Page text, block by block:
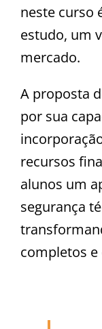
neste curso
estudo, um
mercado.
A proposta
por sua
recursos
alunos um
segurança
completos